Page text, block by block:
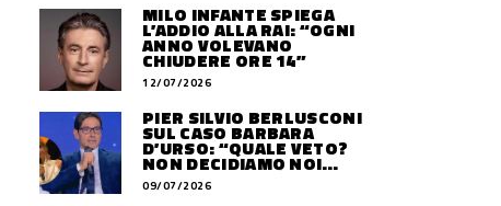
MILO INFANTE SPIEGA
L’ADDIO ALLA RAI: “OGNI
ANNO VOLEVANO
CHIUDERE ORE 14”
12/07/2026
PIER SILVIO BERLUSCONI
SUL CASO BARBARA
D’URSO: “QUALE VETO?
NON DECIDIAMO NOI
DOVE LAVORERÀ”
09/07/2026